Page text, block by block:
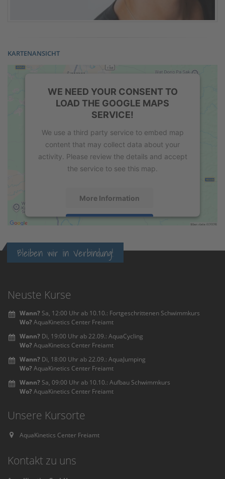
KARTENANSICHT
WE NEED YOUR CONSENT TO
LOAD THE GOOGLE MAPS
SERVICE!
We use a third party service to embed map
content that may collect data about your
activity. Please review the details and accept
the service to see this map.
More Information
powered byUsercentrics Consent
Management Platform&eRecht24
Bleiben wir in Verbindung!
Neuste Kurse
Wann? Sa, 12:00 Uhr ab 10.10.: Fortgeschrittenen Schwimmkurs
Wo?AquaKinetics Center Freiamt
Wann? Di, 19:00 Uhr ab 22.09.: AquaCycling
Wo?AquaKinetics Center Freiamt
Wann? Di, 18:00 Uhr ab 22.09.: AquaJumping
Wo?AquaKinetics Center Freiamt
Wann? Sa, 09:00 Uhr ab 10.10.: Aufbau Schwimmkurs
Wo?AquaKinetics Center Freiamt
Unsere Kursorte
AquaKinetics Center Freiamt
Kontakt zu uns